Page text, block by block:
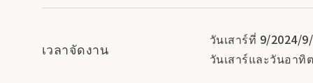
เวลาจัดงาน
วันเสาร์ที่ 9/2024/
วันเสาร์และวันอา